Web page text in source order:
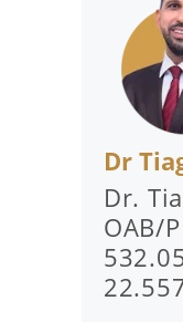
Dr
Dr.
OAB/